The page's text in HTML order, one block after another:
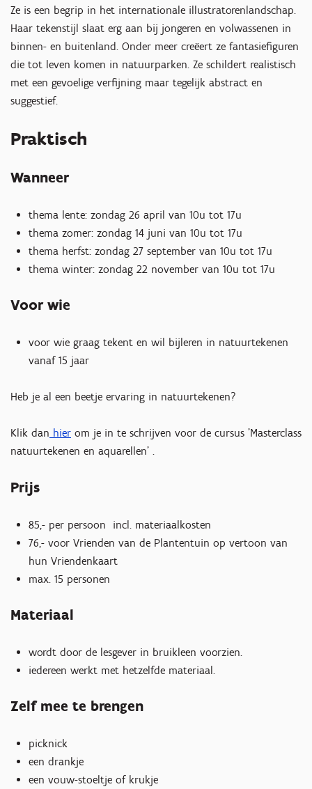
Ze is een begrip in het internationale illustratorenlandschap.
Haar tekenstijl slaat erg aan bij jongeren en volwassenen in
binnen- en buitenland. Onder meer creëert ze fantasiefiguren
die tot leven komen in natuurparken. Ze schildert realistisch
met een gevoelige verfijning maar tegelijk abstract en
suggestief.
Praktisch
Wanneer
thema lente: zondag 26 april van 10u tot 17u
thema zomer: zondag 14 juni van 10u tot 17u
thema herfst: zondag 27 september van 10u tot 17u
thema winter: zondag 22 november van 10u tot 17u
Voor wie
voor wie graag tekent en wil bijleren in natuurtekenen
vanaf 15 jaar
Heb je al een beetje ervaring in natuurtekenen?
Klik dan hier om je in te schrijven voor de cursus 'Masterclass
natuurtekenen en aquarellen' .
Prijs
85,- per persoon incl. materiaalkosten
76,- voor Vrienden van de Plantentuin op vertoon van
hun Vriendenkaart
max. 15 personen
Materiaal
wordt door de lesgever in bruikleen voorzien.
iedereen werkt met hetzelfde materiaal.
Zelf mee te brengen
picknick
een drankje
een vouw-stoeltje of krukje